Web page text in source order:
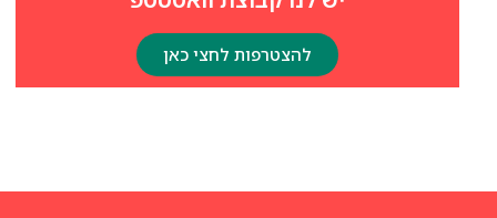
להצטרפות לחצי כאן